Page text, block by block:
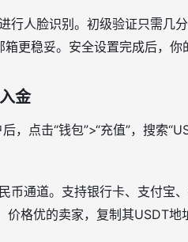
行人脸识别。初级验证只需几
更稳妥。安全设置完成后，你
金
，点击“钱包”>“充值”，搜索
币通道。支持银行卡、支付宝
格优的卖家，复制其USDT